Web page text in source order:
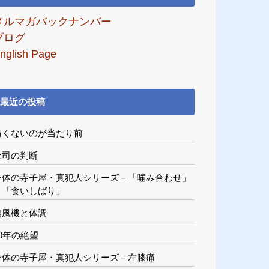
ルマガバックナンバー
ログ
Page
最近の投稿
くないのが当たり前
司の判断
の寺子屋・真犯人シリーズ－「噛み合わせ」
食いしばり」
風機と体調
年の絶望
体の寺子屋・真犯人シリーズ－左膝痛